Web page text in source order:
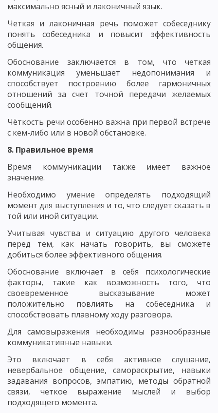
максимально ясный и лаконичный язык.
Четкая и лаконичная речь поможет собеседнику
понять собеседника и повысит эффективность
общения.
Обоснование заключается в том, что четкая
коммуникация уменьшает недопонимания и
способствует построению более гармоничных
отношений за счет точной передачи желаемых
сообщений.
Чёткость речи особенно важна при первой встрече
с кем-либо или в новой обстановке.
8. Правильное время
Время коммуникации также имеет важное
значение.
Необходимо умение определять подходящий
момент для выступления и то, что следует сказать в
той или иной ситуации.
Учитывая чувства и ситуацию другого человека
перед тем, как начать говорить, вы сможете
добиться более эффективного общения.
Обоснование включает в себя психологические
факторы, такие как возможность того, что
своевременное высказывание может
положительно повлиять на собеседника и
способствовать плавному ходу разговора.
Для самовыражения необходимы разнообразные
коммуникативные навыки.
Это включает в себя активное слушание,
невербальное общение, самораскрытие, навыки
задавания вопросов, эмпатию, методы обратной
связи, четкое выражение мыслей и выбор
подходящего момента.